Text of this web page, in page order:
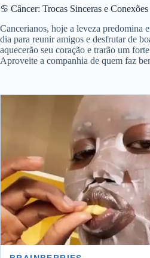
♋ Câncer: Trocas Sinceras e
Cancerianos, hoje a leveza predomina
dia para reunir amigos e desfrutar de
aquecerão seu coração e trarão um
Aproveite a companhia de quem faz